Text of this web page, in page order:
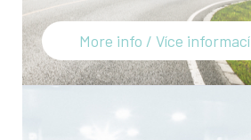
More info / Více informací